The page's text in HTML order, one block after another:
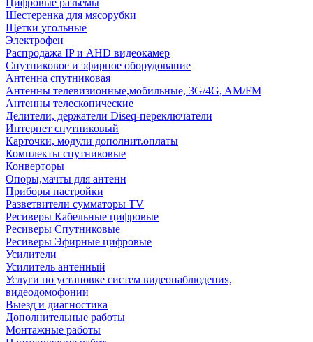
Цифровые разъемы
Шестеренка для мясорубки
Щетки угольные
Электрофен
Распродажа IP и AHD видеокамер
Спутниковое и эфирное оборудование
Антенна спутниковая
Антенны телевизионные,мобильные, 3G/4G, AM/FM
Антенны телескопические
Делители, держатели Diseq-переключатели
Интернет спутниковый
Карточки, модули дополнит.оплаты
Комплекты спутниковые
Конверторы
Опоры,мачты для антенн
Приборы настройки
Разветвители сумматоры TV
Ресиверы Кабельные цифровые
Ресиверы Спутниковые
Ресиверы Эфирные цифровые
Усилители
Усилитель антенный
Услуги по установке систем видеонаблюдения,
видеодомофонии
Выезд и диагностика
Дополнительные работы
Монтажные работы